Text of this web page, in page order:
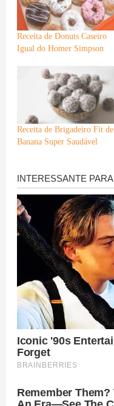
Receita de Donuts Caseiro
Igual do Homer Simpson
Receita de Brigadeiro Fit de
Banana Super Saudável